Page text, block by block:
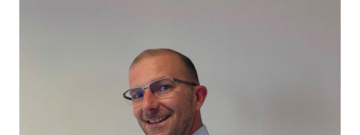
cronse@groupe-despretz.fr